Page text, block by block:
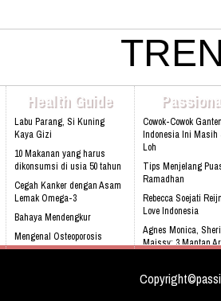
4080 Email:
Bbm: 7CD899C3 Addresh:
Park, Jl. Raya Babakan Madang
www.athinadolls.com We Bring
To All Children !! Cinta Batik
Ku Indonesia !! Klik Di Sini Untuk
Website Kami
Health Guide
Labu Parang, Si Kuning
Kaya Gizi
10 Makanan yang harus
dikonsumsi di usia 50 tahun
Cegah Kanker dengan Asam
Lemak Omega-3
Bahaya Mendengkur
Mengenal Osteoporosis
sejak dini
Cowok-Cowok
Indonesia Ini Masih
Loh
Tips Menjelang
Ramadhan
Rebecca Soejati
Love Indonesia
Agnes Monica,
Maissy: 3 Mantan
Biasa